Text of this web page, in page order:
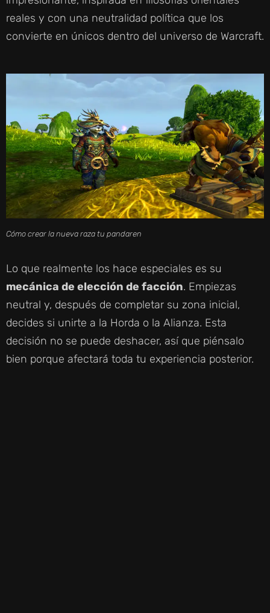
reales y con una neutralidad política que los
convierte en únicos dentro del universo de Warcraft.
Cómo crear la nueva raza tu pandaren
Lo que realmente los hace especiales es su
mecánica de elección de facción. Empiezas
neutral y, después de completar su zona inicial,
decides si unirte a la Horda o la Alianza. Esta
decisión no se puede deshacer, así que piénsalo
bien porque afectará toda tu experiencia posterior.